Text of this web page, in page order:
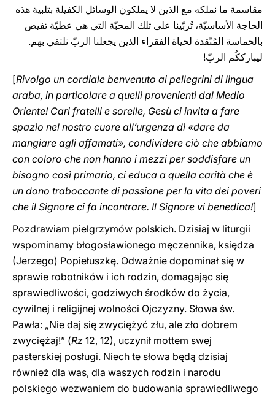
مقاسمة ما نملكه مع الذين لا يملكون الوسائل الكفيلة بتلبية هذه
الحاجة الأساسيّة، تُربّينا على تلك المحبّة التي هي عطيّة تفيض
بالحماسة المُتّقدة لحياة الفقراء الذين يجعلنا الربّ نلتقي بهم.
ليبارككُم الربّ!
[Rivolgo un cordiale benvenuto ai pellegrini di lingua
araba, in particolare a quelli provenienti dal Medio
Oriente! Cari fratelli e sorelle, Gesù ci invita a fare
spazio nel nostro cuore all’urgenza di «dare da
mangiare agli affamati», condividere ciò che abbiamo
con coloro che non hanno i mezzi per soddisfare un
bisogno così primario, ci educa a quella carità che è
un dono traboccante di passione per la vita dei poveri
che il Signore ci fa incontrare. Il Signore vi benedica!]
Pozdrawiam pielgrzymów polskich. Dzisiaj w liturgii
wspominamy błogosławionego męczennika, księdza
(Jerzego) Popiełuszkę. Odważnie dopominał się w
sprawie robotników i ich rodzin, domagając się
sprawiedliwości, godziwych środków do życia,
cywilnej i religijnej wolności Ojczyzny. Słowa św.
Pawła: „Nie daj się zwyciężyć złu, ale zło dobrem
zwyciężaj!” (Rz 12, 12), uczynił mottem swej
pasterskiej posługi. Niech te słowa będą dzisiaj
również dla was, dla waszych rodzin i narodu
polskiego wezwaniem do budowania sprawiedliwego